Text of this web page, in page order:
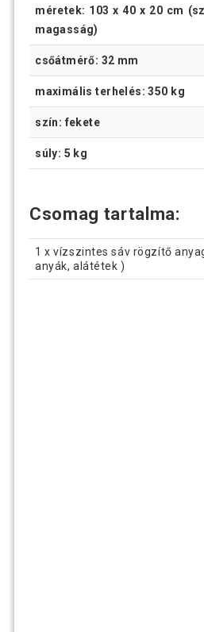
méretek: 103 x 40 x 20 cm
magasság)
csőátmérő: 32 mm
maximális terhelés: 350 kg
szín: fekete
súly: 5 kg
Csomag tartalma:
1 x vízszintes sáv rögzítő
anyák, alátétek )